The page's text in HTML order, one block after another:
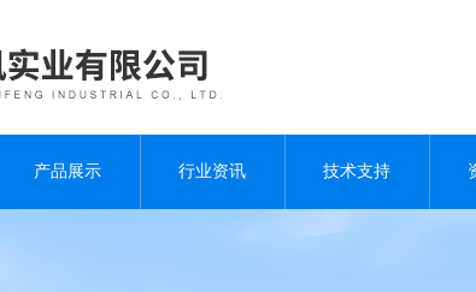
产品展示 行业资讯 技术支持